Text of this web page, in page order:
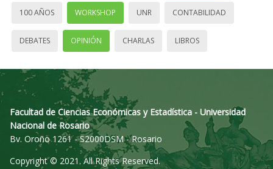
100 AÑOS WORKSHOP UNR CONTABILIDAD
DEBATES OPINIÓN CHARLAS LIBROS
Facultad de Ciencias Económicas y Estadística - Universidad
Nacional de Rosario
Bv. Oroño 1261 - S2000DSM - Rosario
Copyright © 2021. All Rights Reserved.